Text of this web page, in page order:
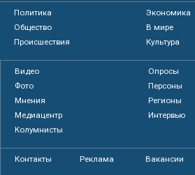
Политика
Экономика
Общество
В мире
Происшествия
Культура
Видео
Опросы
Фото
Персоны
Мнения
Регионы
Медиацентр
Интервью
Колумнисты
Контакты Реклама Вакансии